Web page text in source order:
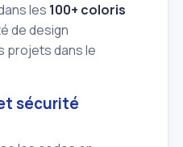
les 100+ coloris
de design
projets dans le
sécurité